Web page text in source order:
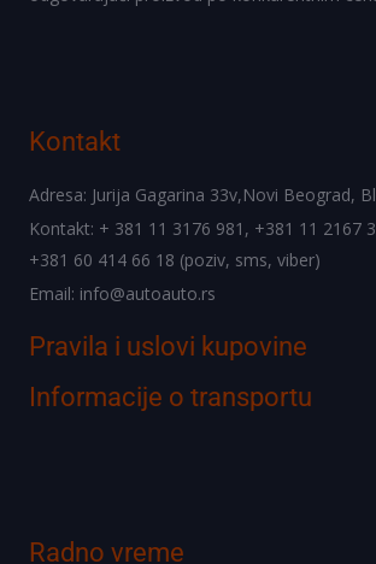
Kontakt
Adresa: Jurija Gagarina 33v,Novi Beograd,
Kontakt: + 381 11 3176 981, +381 11 2167
+381 60 414 66 18 (poziv, sms, viber)
Email: info@autoauto.rs
Pravila i uslovi kupovine
Informacije o transportu
Radno vreme